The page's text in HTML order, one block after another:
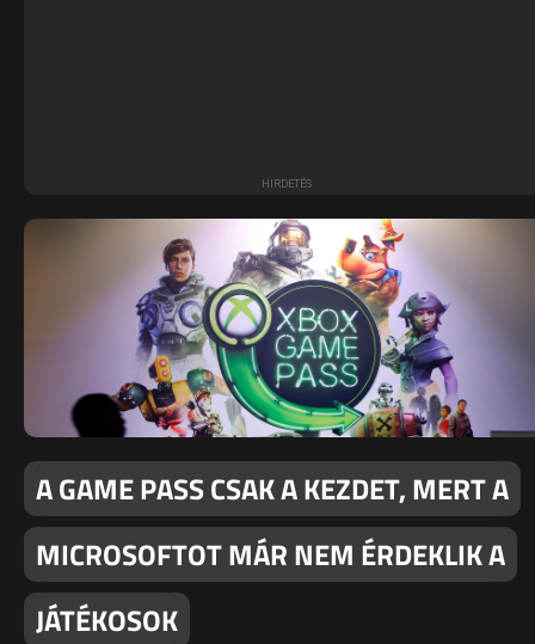
A GAME PASS CSAK A KEZDET, MERT A
MICROSOFTOT MÁR NEM ÉRDEKLIK A
JÁTÉKOSOK